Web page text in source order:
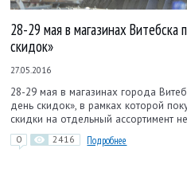
28-29 мая в магазинах
скидок»
27.05.2016
28-29 мая в магазинах города
день скидок», в рамках которой
скидки на отдельный ассортимент
0 2416 Подробнее